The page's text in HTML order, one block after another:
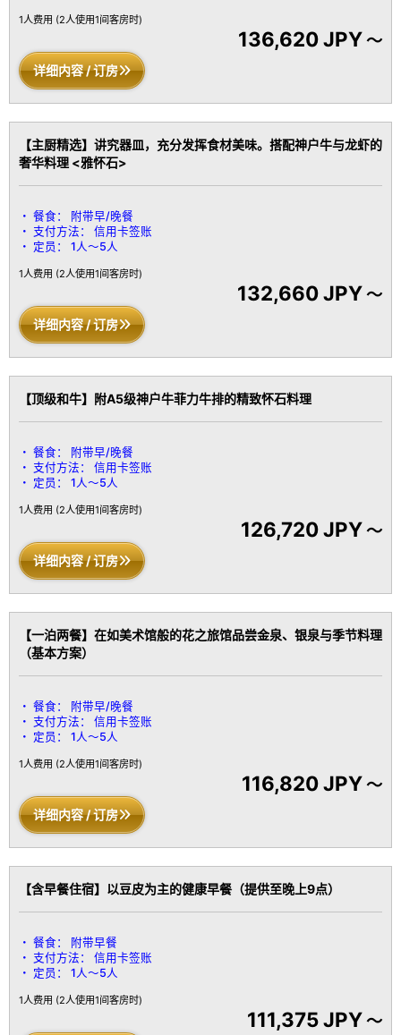
1人费用 (2人使用1间客房时)
136,620 JPY～
详细内容 / 订房
【主厨精选】讲究器皿，充分发挥食材美味。搭配神户牛与龙虾的
奢华料理 <雅怀石>
餐食：
附带早/晚餐
支付方法：
信用卡签账
定员：
1人～5人
1人费用 (2人使用1间客房时)
132,660 JPY～
详细内容 / 订房
【顶级和牛】附A5级神户牛菲力牛排的精致怀石料理
餐食：
附带早/晚餐
支付方法：
信用卡签账
定员：
1人～5人
1人费用 (2人使用1间客房时)
126,720 JPY～
详细内容 / 订房
【一泊两餐】在如美术馆般的花之旅馆品尝金泉、银泉与季节料理
（基本方案）
餐食：
附带早/晚餐
支付方法：
信用卡签账
定员：
1人～5人
1人费用 (2人使用1间客房时)
116,820 JPY～
详细内容 / 订房
【含早餐住宿】以豆皮为主的健康早餐（提供至晚上9点）
餐食：
附带早餐
支付方法：
信用卡签账
定员：
1人～5人
1人费用 (2人使用1间客房时)
111,375 JPY～